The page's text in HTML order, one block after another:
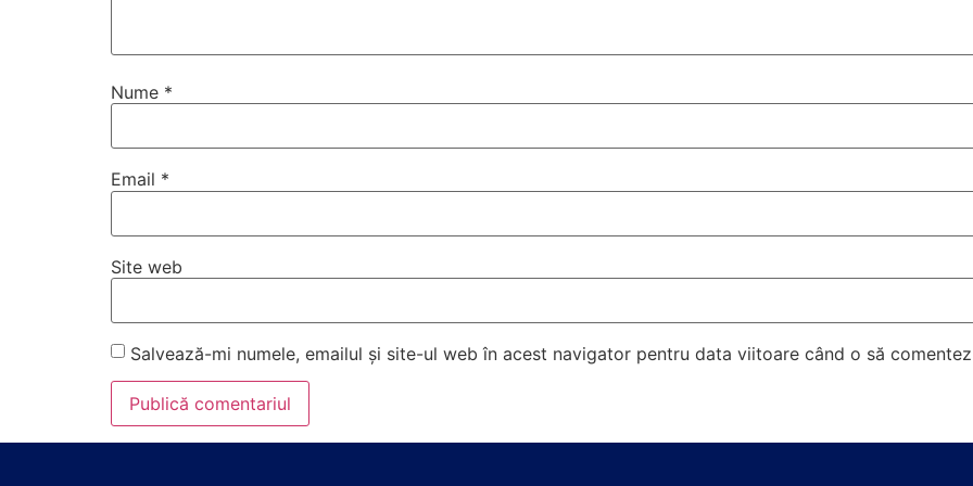
Nume *
Email *
Site web
Salvează-mi numele, emailul și site-ul web în acest navigator pentru data viitoare când o să